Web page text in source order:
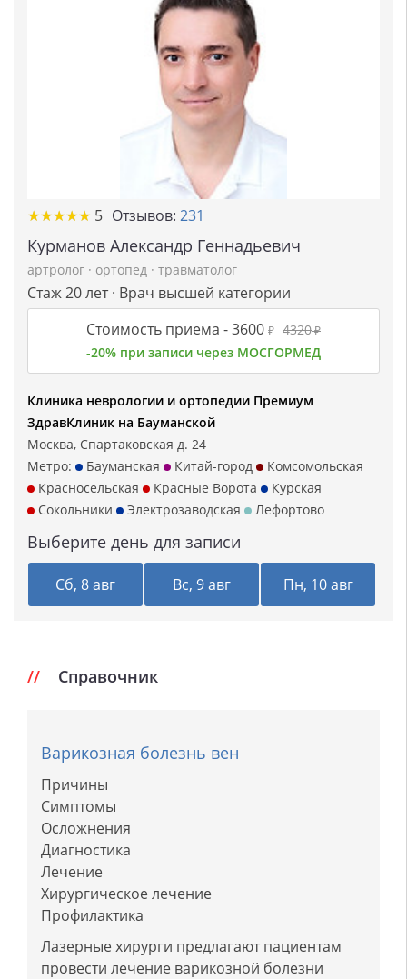
★★★★★
★★★★★ 5 Отзывов: 231
Курманов Александр Геннадьевич
артролог · ортопед · травматолог
Стаж 20 лет · Врач высшей категории
Стоимость приема -3600 ₽ 4320₽
-20% при записи через МОСГОРМЕД
Клиника неврологии и ортопедии Премиум
ЗдравКлиник на Бауманской
Москва, Спартаковская д. 24
Метро:
Бауманская Китай-город
Комсомольская
Красносельская
Красные Ворота
Курская
Сокольники
Электрозаводская Лефортово
Выберите день для записи
Сб, 8 авг Вс, 9 авг Пн, 10 авг
Справочник
Варикозная болезнь вен
Причины
Симптомы
Осложнения
Диагностика
Лечение
Хирургическое лечение
Профилактика
Лазерные хирурги предлагают пациентам
провести лечение варикозной болезни